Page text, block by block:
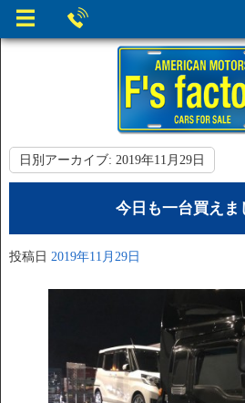
日別アーカイブ: 2019年11月29日
今日も一台買えま
投稿日 2019年11月29日